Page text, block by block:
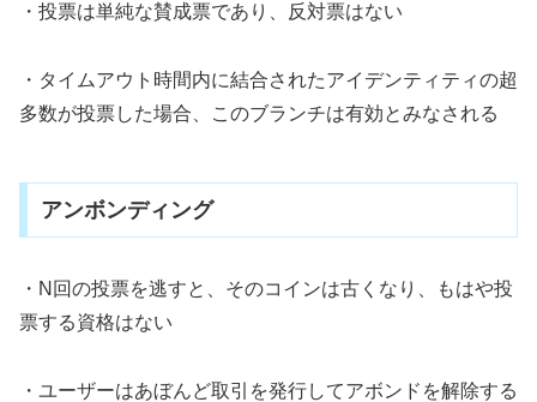
・投票は単純な賛成票であり、反対票はない
・タイムアウト時間内に結合されたアイデンティティの超
多数が投票した場合、このブランチは有効とみなされる
アンボンディング
・N回の投票を逃すと、そのコインは古くなり、もはや投
票する資格はない
・ユーザーはあぼんど取引を発行してアボンドを解除する